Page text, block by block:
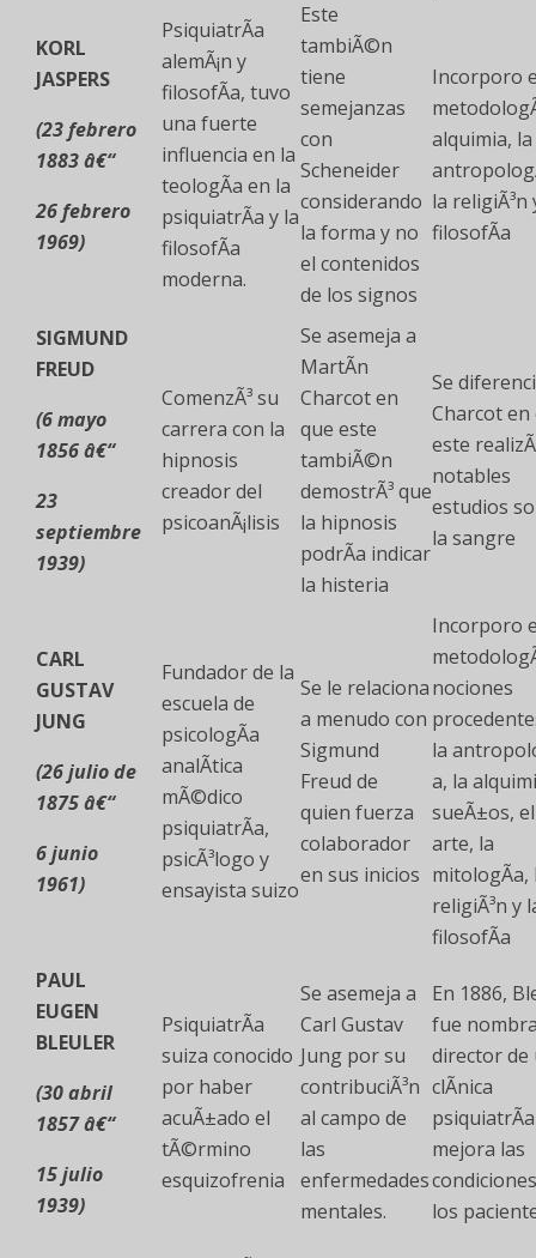
KORL
JASPERS
(23 febrero
1883 â€“
26 febrero
1969)
PsiquiatrÃ­a
alemÃ¡n y
filosofÃ­a, tuvo
una fuerte
influencia en la
teologÃ­a en la
psiquiatrÃ­a y la
filosofÃ­a
moderna.
Este
tambiÃ©n
tiene
semejanzas
con
Scheneider
considerando
la forma y no
el contenidos
de los signos
Incorporo
alquimia, la
la religiÃ³n
filosofÃ­a
SIGMUND
FREUD
(6 mayo
1856 â€“
23
septiembre
1939)
ComenzÃ³ su
carrera con la
hipnosis
creador del
psicoanÃ¡lisis
Se asemeja a
MartÃ­n
Charcot en
que este
tambiÃ©n
demostrÃ³ que
la hipnosis
podrÃ­a indicar
la histeria
Se
Charcot en
este
notables
estudios
la sangre
CARL
GUSTAV
JUNG
(26 julio de
1875 â€“
6 junio
1961)
Fundador de la
escuela de
psicologÃ­a
analÃ­tica
mÃ©dico
psiquiatrÃ­a,
psicÃ³logo y
ensayista suizo
Se le relaciona
a menudo con
Sigmund
Freud de
quien fuerza
colaborador
en sus inicios
Incorporo
nociones
la
a, la
sueÃ±os, el
arte, la
mitologÃ­a,
religiÃ³n y
filosofÃ­a
PAUL
EUGEN
BLEULER
(30 abril
1857 â€“
15 julio
1939)
PsiquiatrÃ­a
suiza conocido
por haber
acuÃ±ado el
tÃ©rmino
esquizofrenia
Se asemeja a
Carl Gustav
Jung por su
contribuciÃ³n
al campo de
las
enfermedades
mentales.
En 1886,
fue
director de
clÃ­nica
mejora las
los